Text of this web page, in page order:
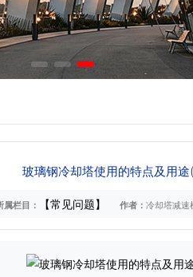
玻璃钢冷却塔使用的特点及用
属栏目： 【常见问题】 作者： 冷却塔减速